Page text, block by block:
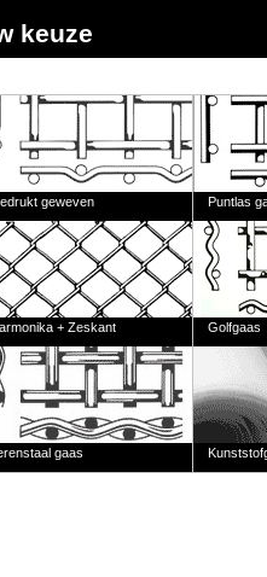
keuze
geweven Puntlas
+ Zeskant Golfgaas
gaas